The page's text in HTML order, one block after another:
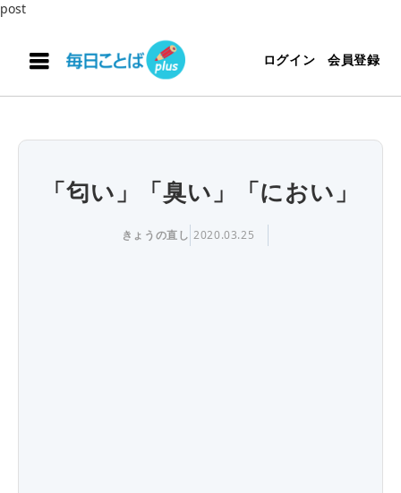
post
ログイン 会員登録
「匂い」「臭い」「におい」
きょうの直し 2020.03.25